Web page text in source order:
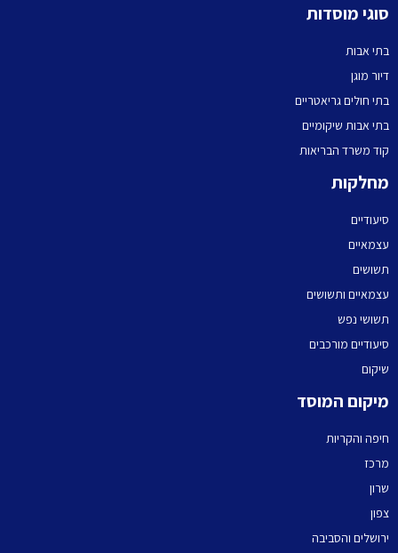
סוגי מוסדות
בתי אבות
דיור מוגן
בתי חולים גריאטריים
בתי אבות שיקומיים
קוד משרד הבריאות
מחלקות
סיעודיים
עצמאיים
תשושים
עצמאיים ותשושים
תשושי נפש
סיעודיים מורכבים
שיקום
מיקום המוסד
חיפה והקריות
מרכז
שרון
צפון
ירושלים והסביבה